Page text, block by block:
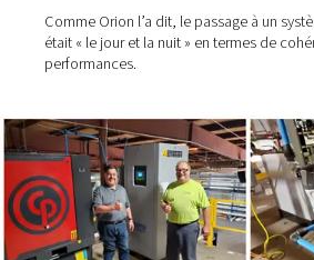
Les résultats
sur site